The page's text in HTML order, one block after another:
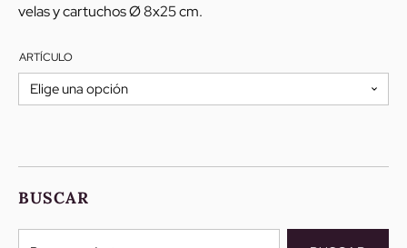
velas y cartuchos Ø 8x25 cm.
ARTÍCULO
BUSCAR
Buscar